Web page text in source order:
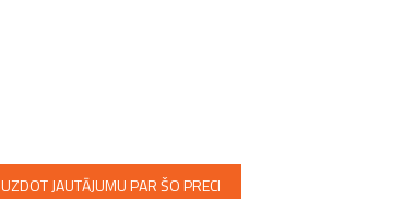
UZDOT JAUTĀJUMU PAR ŠO PRECI